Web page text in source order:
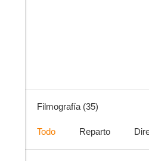
Filmografía (35)
Todo Reparto